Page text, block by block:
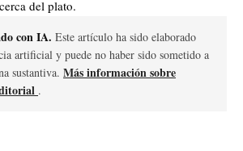
del plato.
con IA. Este artículo ha sido elaborado
artificial y puede no haber sido sometido a
sustantiva. Más información sobre
.